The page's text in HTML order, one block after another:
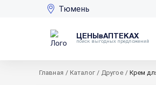
Тюмень
ЦЕНЫвАПТЕКАХ
поиск выгодных предложений
Главная / Каталог / Другое / Крем